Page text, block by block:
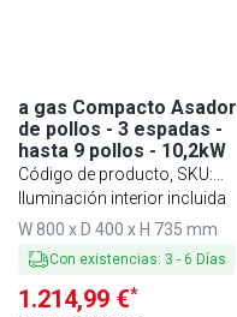
a gas Compacto Asador
de pollos - 3 espadas -
hasta 9 pollos - 10,2kW
Código de producto, SKU:
MHGGM339
Iluminación interior incluida
W 800 x D 400 x H 735 mm
Con existencias: 3 - 6 Días
1.214,99 €*